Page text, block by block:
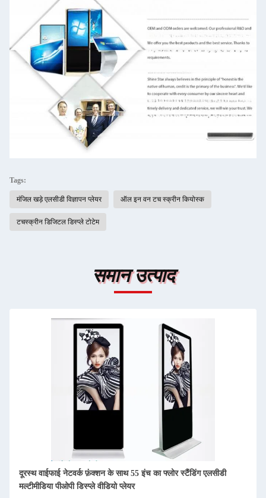
Tags:
मंजिल खड़े एलसीडी विज्ञापन प्लेयर ऑल इन वन टच स्क्रीन कियोस्क
टचस्क्रीन डिजिटल डिस्प्ले टोटेम
समान उत्पाद
55 इंच का एलसीडी स्टैंडिंग पोस्टर कियोस्क वाईफाई नेटवर्क टोटेम वीडियो लूप
प्लेयर डिस्प्ले